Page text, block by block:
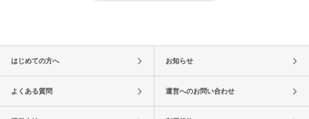
はじめての方へ お知らせ
よくある質問 運営へのお問い合わせ